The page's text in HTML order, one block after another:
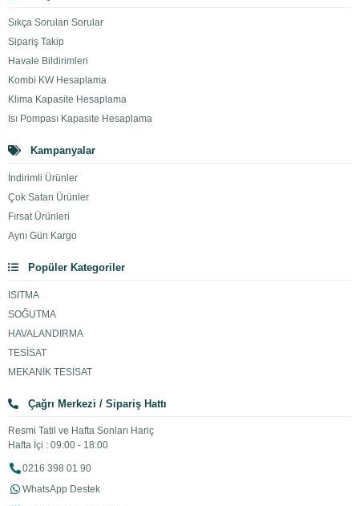
Sıkça Sorulan Sorular
Sipariş Takip
Havale Bildirimleri
Kombi KW Hesaplama
Klima Kapasite Hesaplama
Isı Pompası Kapasite Hesaplama
Kampanyalar
İndirimli Ürünler
Çok Satan Ürünler
Fırsat Ürünleri
Aynı Gün Kargo
Popüler Kategoriler
ISITMA
SOĞUTMA
HAVALANDIRMA
TESİSAT
MEKANİK TESİSAT
Çağrı Merkezi / Sipariş Hattı
Resmi Tatil ve Hafta Sonları Hariç
Hafta İçi : 09:00 - 18:00
0216 398 01 90
WhatsApp Destek